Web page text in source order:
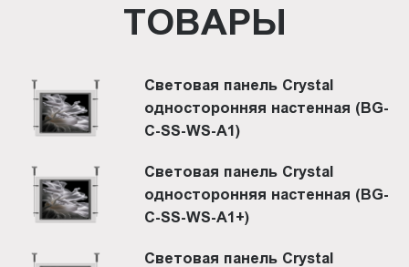
ТОВАРЫ
Световая панель Crystal
односторонняя настенная (BG-
C-SS-WS-A1)
Световая панель Crystal
односторонняя настенная (BG-
C-SS-WS-A1+)
Световая панель Crystal